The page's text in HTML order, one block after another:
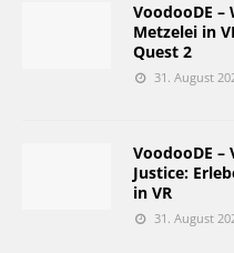
VoodooDE
Metzelei in
Quest 2
31. August
VoodooDE –
Justice:
in VR
31. August